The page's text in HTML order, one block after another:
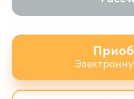
https://1cfresh.com/
Подробное